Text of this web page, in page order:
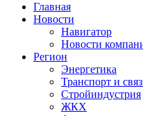
Главная
Новости
Навигатор
Новости
Регион
Энергетика
Транспорт и
Стройиндустрия
ЖКХ